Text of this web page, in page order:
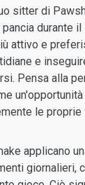
sitter di
durante
attivo e
e
Pensa alla
le proprie
applicano
giornalieri,